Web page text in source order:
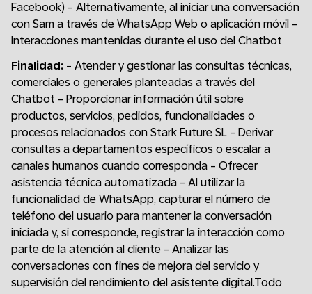
Facebook) - Alternativamente, al iniciar una conversación
con Sam a través de WhatsApp Web o aplicación móvil -
Interacciones mantenidas durante el uso del Chatbot
Finalidad: - Atender y gestionar las consultas técnicas,
comerciales o generales planteadas a través del
Chatbot - Proporcionar información útil sobre
productos, servicios, pedidos, funcionalidades o
procesos relacionados con Stark Future SL - Derivar
consultas a departamentos específicos o escalar a
canales humanos cuando corresponda - Ofrecer
asistencia técnica automatizada - Al utilizar la
funcionalidad de WhatsApp, capturar el número de
teléfono del usuario para mantener la conversación
iniciada y, si corresponde, registrar la interacción como
parte de la atención al cliente - Analizar las
conversaciones con fines de mejora del servicio y
supervisión del rendimiento del asistente digital.Todo